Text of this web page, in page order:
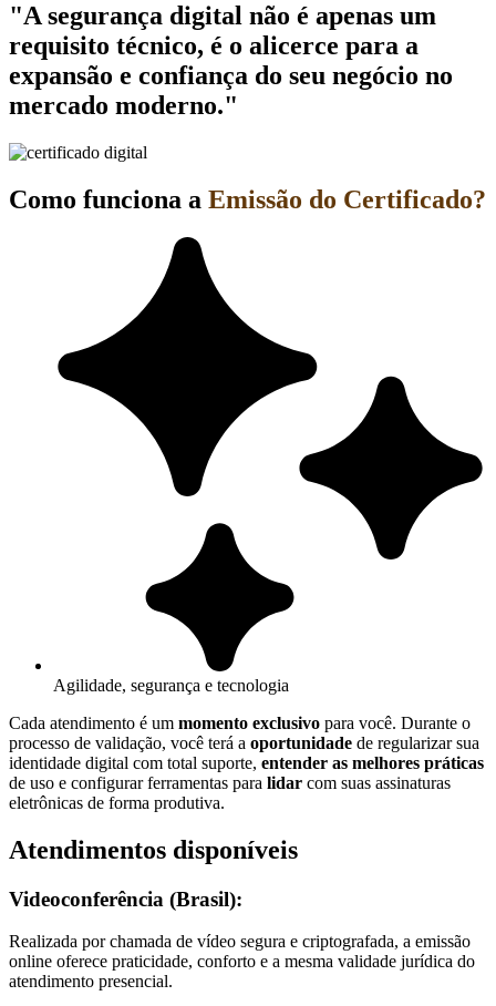
"A segurança digital não é apenas um
requisito técnico, é o alicerce para a
expansão e confiança do seu negócio no
mercado moderno."
Como funciona a Emissão do Certificado?
Agilidade, segurança e tecnologia
Cada atendimento é um momento exclusivo para você. Durante o
processo de validação, você terá a oportunidade de regularizar sua
identidade digital com total suporte, entender as melhores práticas
de uso e configurar ferramentas para lidar com suas assinaturas
eletrônicas de forma produtiva.
Atendimentos disponíveis
Videoconferência (Brasil):
Realizada por chamada de vídeo segura e criptografada, a emissão
online oferece praticidade, conforto e a mesma validade jurídica do
atendimento presencial.